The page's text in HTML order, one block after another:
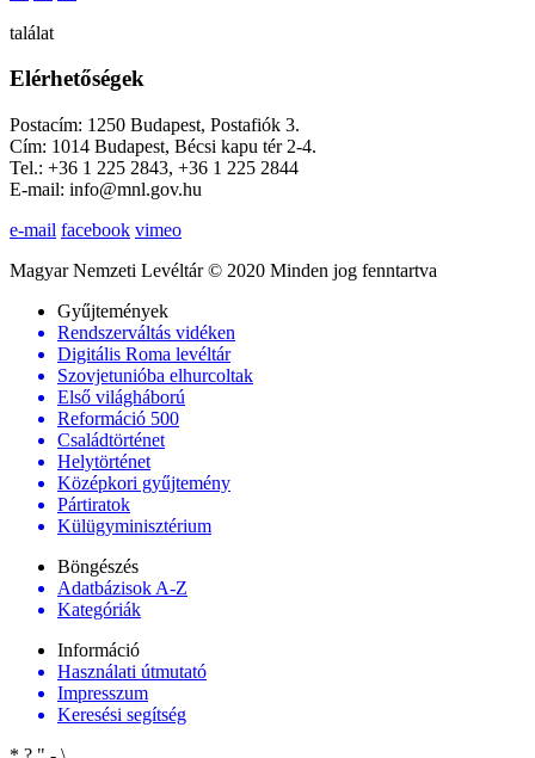
találat
Elérhetőségek
Postacím: 1250 Budapest, Postafiók 3.
Cím: 1014 Budapest, Bécsi kapu tér 2-4.
Tel.: +36 1 225 2843, +36 1 225 2844
E-mail: info@mnl.gov.hu
e-mail facebook vimeo
Magyar Nemzeti Levéltár © 2020 Minden jog fenntartva
Gyűjtemények
Rendszerváltás vidéken
Digitális Roma levéltár
Szovjetunióba elhurcoltak
Első világháború
Reformáció 500
Családtörténet
Helytörténet
Középkori gyűjtemény
Pártiratok
Külügyminisztérium
Böngészés
Adatbázisok A-Z
Kategóriák
Információ
Használati útmutató
Impresszum
Keresési segítség